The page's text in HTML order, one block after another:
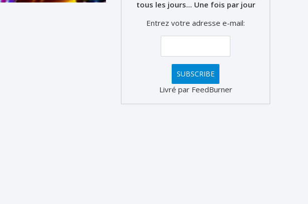
tous les jours... Une fois par jour
Entrez votre adresse e-mail:
Livré par FeedBurner